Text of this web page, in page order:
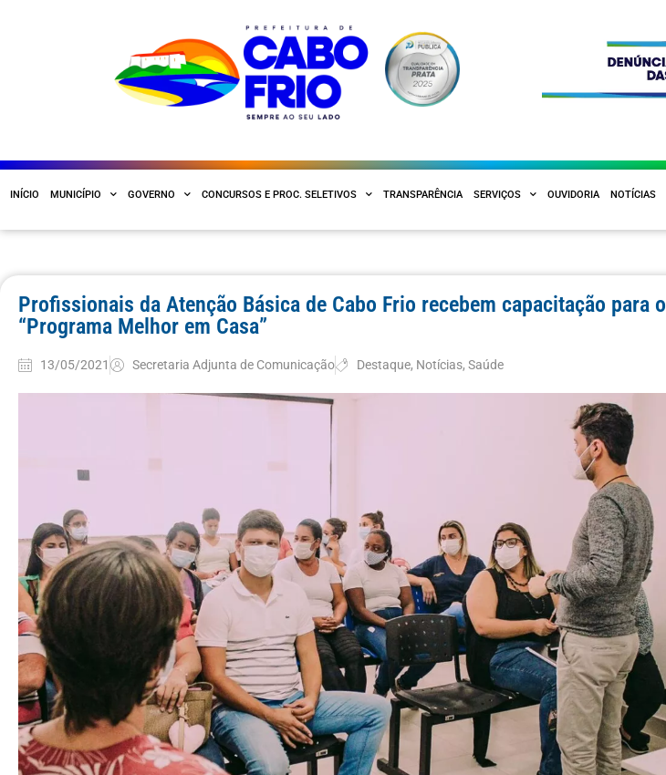
INÍCIO MUNICÍPIO GOVERNO CONCURSOS E PROC. SELETIVOS TRANSPARÊNCIA SERVIÇOS OUVIDORIA NOTÍCIAS
Profissionais da Atenção Básica de Cabo Frio recebem capacitação para o
“Programa Melhor em Casa”
13/05/2021 Secretaria Adjunta de Comunicação Destaque, Notícias,Saúde